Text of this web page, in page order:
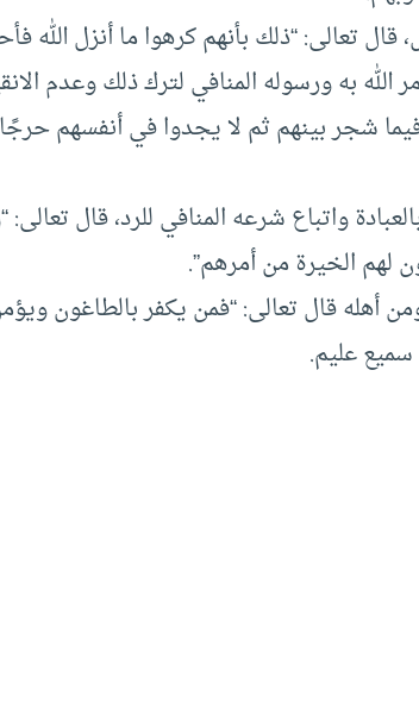
الله به ورسوله المنافي لترك ذلك وعدم
شجر بينهم ثم لا يجدوا في أنفسهم
واتباع شرعه المنافي للرد، قال
لهم الخيرة من أمرهم”.
أهله قال تعالى: “فمن يكفر بالطاغون
سميع عليم.